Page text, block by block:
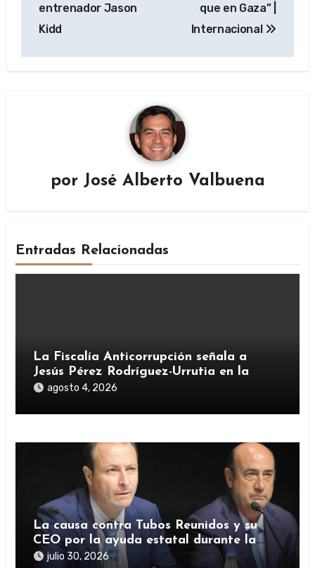
entrenador Jason
Kidd
que en Gaza” |
Internacional
por José Alberto Valbuena
Entradas Relacionadas
La Fiscalía Anticorrupción señala a
Jesús Pérez Rodríguez-Urrutia en la
investigación del rescate de Tubos
agosto 4, 2026
La causa contra Tubos Reunidos y su
CEO por la ayuda estatal durante la
pandemia sigue abierta
julio 30, 2026